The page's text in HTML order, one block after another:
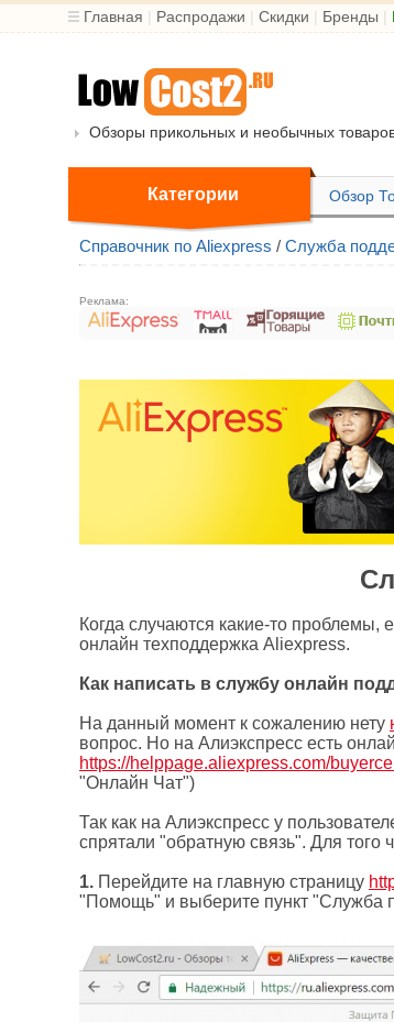
Главная | Распродажи | Скидки | Бренды |
Обзоры прикольных и необычных
Категории Обзор
Справочник по Aliexpress / Служба
Реклама:
Когда случаются какие-то
онлайн техподдержка Aliexpress.
Как написать в службу онлайн
На данный момент к сожалению нету
вопрос. Но на Алиэкспресс есть
https://helppage.aliexpress.com/
"Онлайн Чат")
Так как на Алиэкспресс у
спрятали "обратную связь". Для того
1. Перейдите на главную страницу
"Помощь" и выберите пункт "Служба